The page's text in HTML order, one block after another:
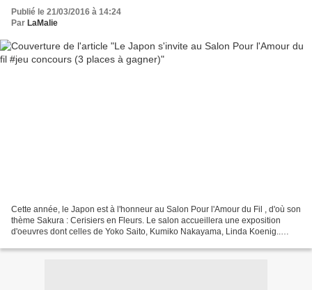
Publié le 21/03/2016 à 14:24
Par LaMalie
Cette année, le Japon est à l'honneur au Salon Pour l'Amour du Fil , d'où son
thème Sakura : Cerisiers en Fleurs. Le salon accueillera une exposition
d'oeuvres dont celles de Yoko Saito, Kumiko Nakayama, Linda Koenig..